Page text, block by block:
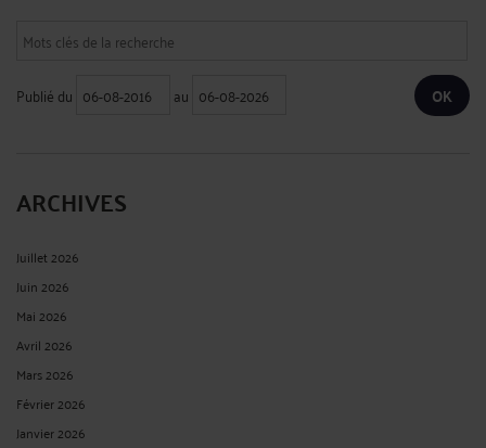
Publié du au
ARCHIVES
Juillet 2026
Juin 2026
Mai 2026
Avril 2026
Mars 2026
Février 2026
Janvier 2026